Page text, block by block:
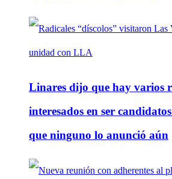
Linares dijo que hay varios
interesados en ser
que ninguno lo anunció aún